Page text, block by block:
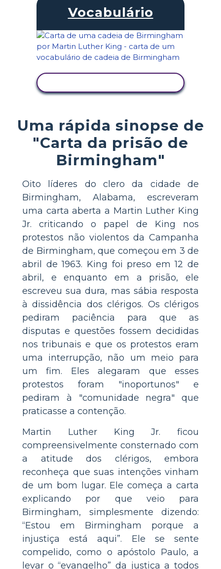
Vocabulário
Uma rápida sinopse de
"Carta da prisão de
Birmingham"
Oito líderes do clero da cidade de
Birmingham, Alabama, escreveram
uma carta aberta a Martin Luther King
Jr. criticando o papel de King nos
protestos não violentos da Campanha
de Birmingham, que começou em 3 de
abril de 1963. King foi preso em 12 de
abril, e enquanto em a prisão, ele
escreveu sua dura, mas sábia resposta
à dissidência dos clérigos. Os clérigos
pediram paciência para que as
disputas e questões fossem decididas
nos tribunais e que os protestos eram
uma interrupção, não um meio para
um fim. Eles alegaram que esses
protestos foram "inoportunos" e
pediram à "comunidade negra" que
praticasse a contenção.
Martin Luther King Jr. ficou
compreensivelmente consternado com
a atitude dos clérigos, embora
reconheça que suas intenções vinham
de um bom lugar. Ele começa a carta
explicando por que veio para
Birmingham, simplesmente dizendo:
“Estou em Birmingham porque a
injustiça está aqui”. Ele se sente
compelido, como o apóstolo Paulo, a
levar o “evangelho” da justiça a todos